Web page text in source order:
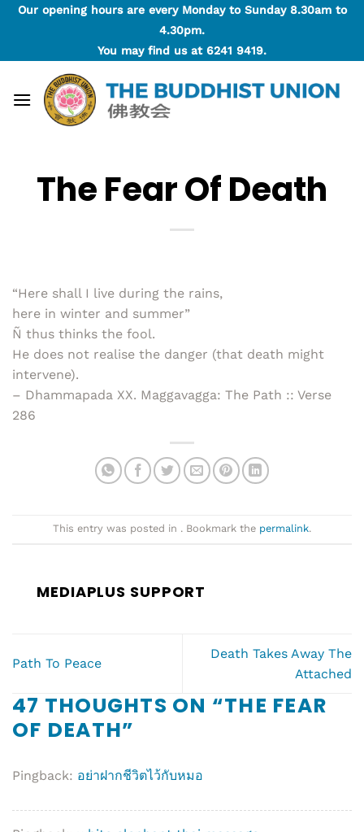
SkipOur opening hours are every Monday to Sunday 8.30am to
4.30pm.
You may find us at 6241 9419.
The Fear Of Death
“Here shall I live during the rains,
here in winter and summer”
Ñ thus thinks the fool.
He does not realise the danger (that death might
intervene).
– Dhammapada XX. Maggavagga: The Path :: Verse
286
This entry was posted in . Bookmark the permalink.
MEDIAPLUS SUPPORT
Path To Peace
Death Takes Away The
Attached
47 THOUGHTS ON “THE FEAR
OF DEATH”
Pingback: อย่าฝากชีวิตไว้กับหมอ